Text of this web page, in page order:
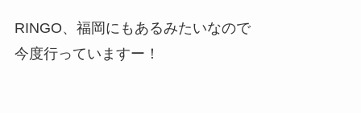
RINGO、福岡にもあるみたいなので
今度行っていますー！